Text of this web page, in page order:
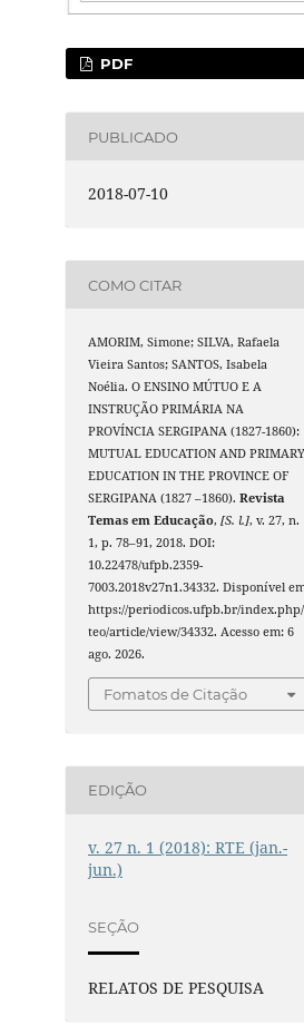
PDF
PUBLICADO
2018-07-10
COMO CITAR
AMORIM, Simone; SILVA, Rafaela
Vieira Santos; SANTOS, Isabela
Noélia. O ENSINO MÚTUO E A
INSTRUÇÃO PRIMÁRIA NA
PROVÍNCIA SERGIPANA (1827-1860):
MUTUAL EDUCATION AND
EDUCATION IN THE PROVINCE OF
SERGIPANA (1827 –1860).Revista
Temas em Educação,[S. l.], v. 27, n.
1, p. 78–91, 2018. DOI:
10.22478/ufpb.2359-
7003.2018v27n1.34332. Disponível
https://periodicos.ufpb.br/
teo/article/view/34332. Acesso em: 6
ago. 2026.
Fomatos de Citação
EDIÇÃO
v. 27 n. 1 (2018): RTE (jan.-
jun.)
SEÇÃO
RELATOS DE PESQUISA